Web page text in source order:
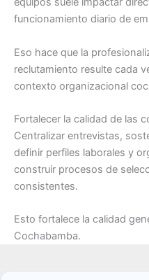
funcionamiento diario de
Eso hace que la
reclutamiento resulte cada
contexto organizacional
Fortalecer la calidad de las
Centralizar entrevistas,
definir perfiles laborales y
construir procesos de
consistentes.
Esto fortalece la calidad
Cochabamba.